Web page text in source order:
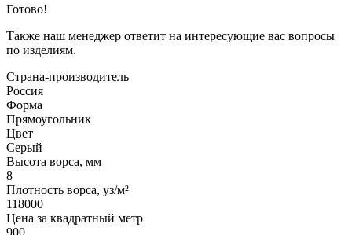
Готово!
Также наш менеджер ответит на интересующие вас вопросы
по изделиям.
Страна-производитель
Россия
Форма
Прямоугольник
Цвет
Серый
Высота ворса, мм
8
Плотность ворса, уз/м²
118000
Цена за квадратный метр